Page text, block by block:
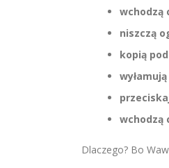
wchodzą
niszczą
kopią
wchodzą
Dlaczego? Bo